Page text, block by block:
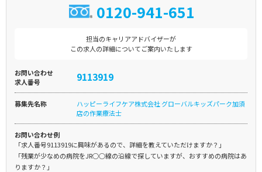
0120-941-651
担当のキャリアアドバイザーが
この求人の詳細についてご案内いたします
お問い合わせ
求人番号
9113919
募集先名称
ハッピーライフケア株式会社 グローバルキッズパーク加須
店の作業療法士
お問い合わせ例
「求人番号9113919に興味があるので、詳細を教えていただけますか？」
「残業が少なめの病院をJR○○線の沿線で探していますが、おすすめの病院はあ
りますか？」